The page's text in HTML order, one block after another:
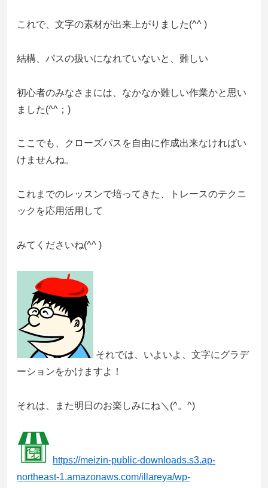
これで、文字の素材が出来上がりました(^^ )
結構、パスの扱いになれていないと、難しい
初心者のみなさまには、なかなか難しい作業かと思い
ました(^^；)
ここでも、クローズパスを自由に作成出来なければい
けませんね。
これまでのレッスンで培ってきた、トレースのテクニ
ックを応用活用して
みてくださいね(^^ )
それでは、いよいよ、文字にグラデ
ーションをかけますよ！
それは、また明日のお楽しみにね＼(^。^)
https://meizin-public-downloads.s3.ap-
northeast-1.amazonaws.com/illareya/wp-